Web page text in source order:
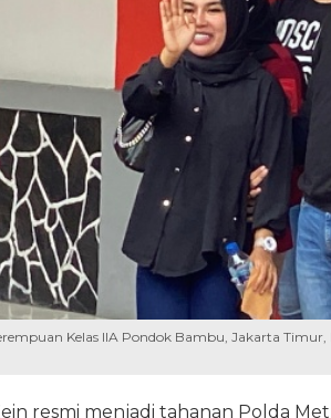
Kelas IIA Pondok Bambu, Jakarta
resmi menjadi tahanan Polda